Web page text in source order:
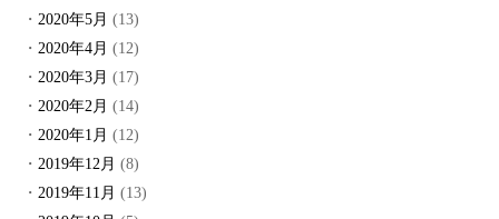
2020年5月 (13)
2020年4月 (12)
2020年3月 (17)
2020年2月 (14)
2020年1月 (12)
2019年12月 (8)
2019年11月 (13)